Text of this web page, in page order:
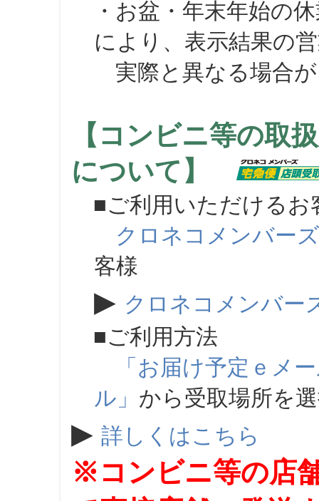
・お盆・年末年始の
により、表示結果の
実際と異なる場合が
【コンビニ等の取
について】
■ご利用いただけるお
クロネコメンバーズ
客様
▶ クロネコメンバー
■ご利用方法
「お届け予定ｅメ
ル」 から受取場所を
▶ 詳しくはこちら
※コンビニ等の店